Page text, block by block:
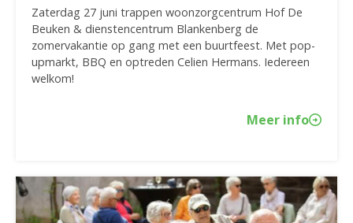
Zaterdag 27 juni trappen woonzorgcentrum Hof De
Beuken & dienstencentrum Blankenberg de
zomervakantie op gang met een buurtfeest. Met pop-
upmarkt, BBQ en optreden Celien Hermans. Iedereen
welkom!
Meer info